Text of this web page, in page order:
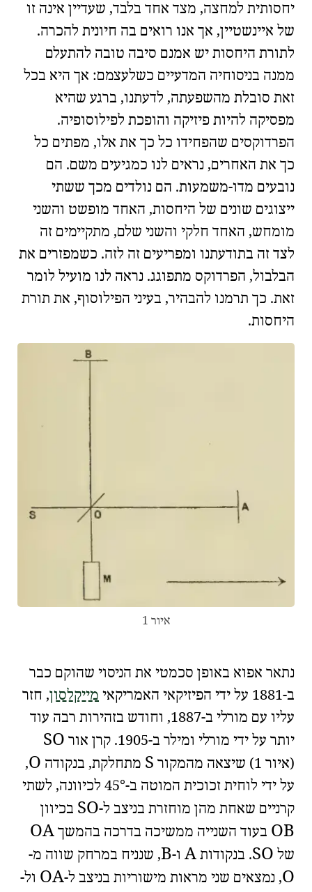
יחסותית למחצה, מצד אחד בלבד, שעדיין אינה זו
של איינשטיין, אך אנו רואים בה חיונית להכרה.
לתורת היחסות יש אמנם סיבה טובה להתעלם
ממנה בניסוחיה המדעיים כשלעצמם: אך היא בכל
זאת סובלת מהשפעתה, לדעתנו, ברגע שהיא
מפסיקה להיות פיזיקה והופכת לפילוסופיה.
הפרדוקסים שהפחידו כל כך את אלו, מפתים כל
כך את האחרים, נראים לנו כמגיעים משם. הם
נובעים מדו-משמעות. הם נולדים מכך ששתי
ייצוגים שונים של היחסות, האחד מופשט והשני
מומחש, האחד חלקי והשני שלם, מתקיימים זה
לצד זה בתודעתנו ומפריעים זה לזה. כשמפזרים את
הבלבול, הפרדוקס מתפוגג. נראה לנו מועיל לומר
זאת. כך תרמנו להבהיר, בעיני הפילוסוף, את תורת
היחסות.
איור 1
נתאר אפוא באופן סכמטי את הניסוי שהוקם כבר
ב-1881 על ידי הפיזיקאי האמריקאי
מייקלסון, חזר
עליו עם מורלי
ב-1887, וחודש בזהירות רבה עוד
יותר על ידי מורלי ומילר ב-1905. קרן אור SO
(איור 1) שיצאה מהמקור S מתחלקת, בנקודה O
,
על ידי לוחית זכוכית המוטה ב-45° לכיוונה, לשתי
קרניים שאחת מהן מוחזרת בניצב ל-
SO בכיוון
OB בעוד השנייה ממשיכה בדרכה בהמשך OA
של SO . בנקודות A ו-B, שנניח במרחק שווה מ-
O, נמצאים שני מראות מישוריות בניצב ל- OA ול-